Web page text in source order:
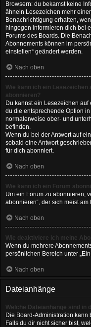
Browsern: du bekamst keine
ähneln Lesezeichen mehr
Benachrichtigung erhalten,
hingegen informieren dich bei
Forums des Boards. Die
Abonnements können im
einstellen“ geändert werden.
Nach oben
Wie kann ich ein Lesezeichen
abonnieren?
Du kannst ein Lesezeichen
du die entsprechende Option
normalerweise ober- und
befinden.
Wenn du bei der Antwort auf
sobald eine Antwort
für dich abonniert.
Nach oben
Wie kann ich ein Forum
Um ein Forum zu abonnieren,
abonnieren“, der sich meist
Nach oben
Wie deaktiviere ich meine
Wenn du mehrere
persönlichen Bereich unter
Nach oben
Dateianhänge
Welche Dateianhänge sind in
Die Board-Administration
Falls du dir nicht sicher bist,